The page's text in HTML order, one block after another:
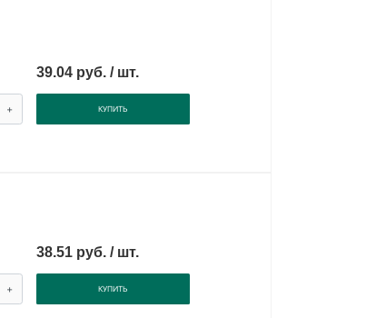
39.04 руб. / шт.
+ КУПИТЬ
38.51 руб. / шт.
+ КУПИТЬ